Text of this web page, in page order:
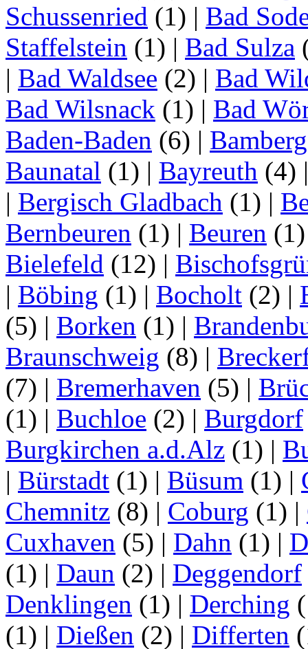
Schussenried (1) | Bad
Staffelstein (1) | Bad Sulza
| Bad Waldsee (2) | Bad
Bad Wilsnack (1) | Bad
Baden-Baden (6) | Bamberg
Baunatal (1) | Bayreuth (4)
| Bergisch Gladbach (1) |
Bernbeuren (1) | Beuren
Bielefeld (12) |
| Böbing (1) | Bocholt (2) |
(5) | Borken (1) |
Braunschweig (8) |
(7) | Bremerhaven (5) |
(1) | Buchloe (2) | Burgdorf
Burgkirchen a.d.Alz (1) |
| Bürstadt (1) | Büsum (1) |
Chemnitz (8) | Coburg (1) |
Cuxhaven (5) | Dahn (1) |
(1) | Daun (2) | Deggendorf
Denklingen (1) | Derching
(1) | Dießen (2) | Differten